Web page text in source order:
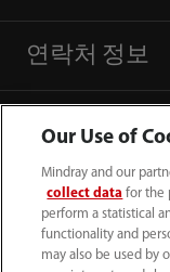
연락처 정보
Our Use of
Mindray and our
collect data for the
perform a statistical
functionality and
may also be used by